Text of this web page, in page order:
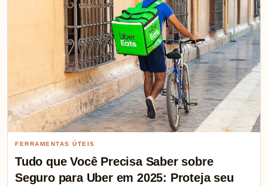
FERRAMENTAS ÚTEIS
Tudo que Você Precisa Saber sobre
Seguro para Uber em 2025: Proteja seu